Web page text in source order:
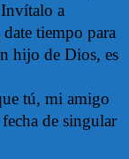
a
tiempo para
hijo de Dios, es
tú, mi amigo
de singular